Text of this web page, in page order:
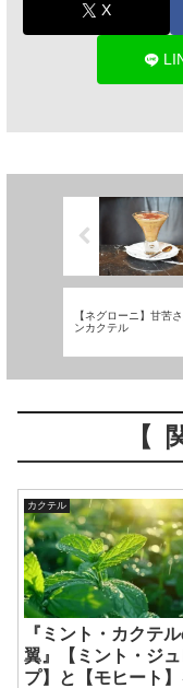
X
【ネグローニ】甘苦
ンカクテル
【
カクテル
『ミント・カクテ
翼』【ミント・ジュ
プ】と【モヒート